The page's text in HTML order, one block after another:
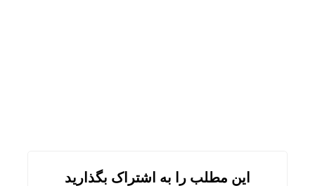
این مطلب را به اشتراک بگذارید